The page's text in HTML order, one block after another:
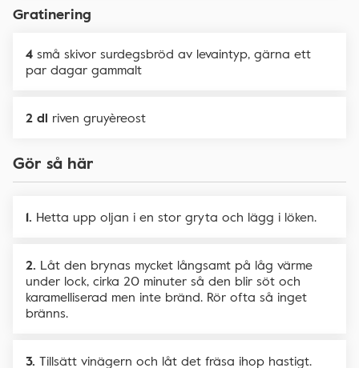
Gratinering
4 små skivor surdegsbröd av levaintyp, gärna ett
par dagar gammalt
2 dl riven gruyèreost
Gör så här
Hetta upp oljan i en stor gryta och lägg i löken.
Låt den brynas mycket långsamt på låg värme
under lock, cirka 20 minuter så den blir söt och
karamelliserad men inte bränd. Rör ofta så inget
bränns.
Tillsätt vinägern och låt det fräsa ihop hastigt.